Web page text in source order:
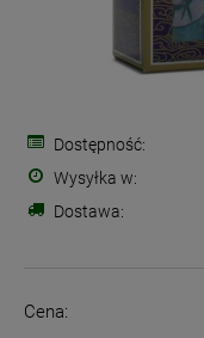
Dostępność:
Wysyłka w:
Dostawa:
Cena nie zawiera
Cena: